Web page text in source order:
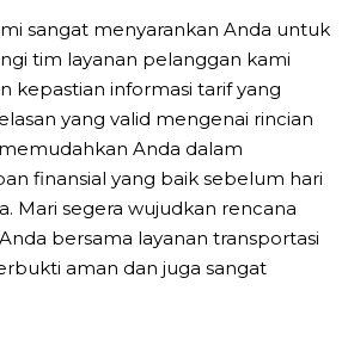
sangat menyarankan Anda untuk
tim layanan pelanggan kami
kepastian informasi tarif yang
yang valid mengenai rincian
Anda dalam
finansial yang baik sebelum hari
Mari segera wujudkan rencana
bersama layanan transportasi
aman dan juga sangat